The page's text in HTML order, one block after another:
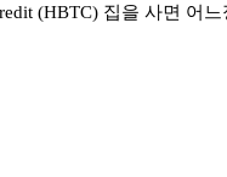
(HBTC) 집을 사면 어